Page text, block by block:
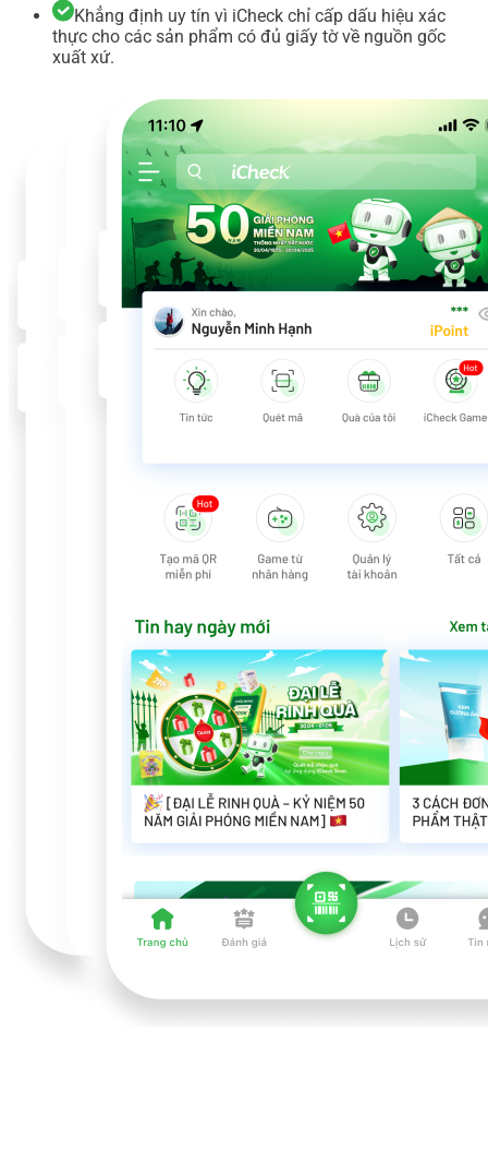
Khẳng định uy tín vì iCheck chỉ cấp dấu hiệu xác
thực cho các sản phẩm có đủ giấy tờ về nguồn gốc
xuất xứ.